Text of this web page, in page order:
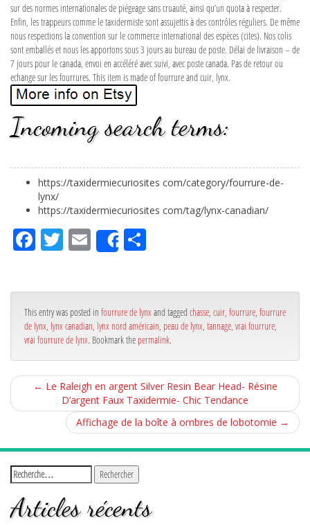
sur des normes internationales de piégeage sans cruauté, ainsi qu’un quota à respecter.
Enfin, les trappeurs comme le taxidermiste sont assujettis à des contrôles réguliers. De même
nous respections la convention sur le commerce international des espèces (cites). Nos colis
sont emballés et nous les apportons sous 3 jours au bureau de poste. Délai de livraison – de
7 jours pour le canada, envoi en accéléré avec suivi, avec poste canada. Pas de retour ou
echange sur les fourrures. This item is made of fourrure and cuir, lynx.
Incoming search terms:
https://taxidermiecuriosites com/category/fourrure-de-
lynx/
https://taxidermiecuriosites com/tag/lynx-canadian/
Fa
ce
ok
Tw
itt
Em
ail
Share
r
This entry was posted in fourrure de lynx and tagged chasse cuir fourrure fourrure
de lynx lynx canadian lynx nord américain peau de lynx tannage vrai fourrure
vrai fourrure de lynx. Bookmark the permalink.
← Le Raleigh en argent Silver Resin Bear Head- Résine
D’argent Faux Taxidermie- Chic Tendance
Affichage de la boîte à ombres de lobotomie →
Articles récents